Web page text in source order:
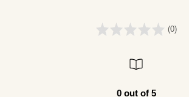
(0)
0 out of 5